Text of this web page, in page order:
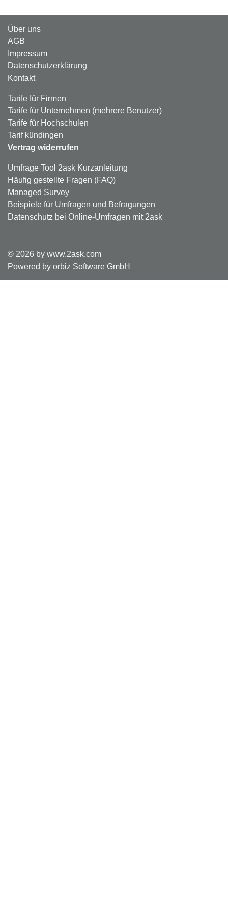
Über uns
AGB
Impressum
Datenschutzerklärung
Kontakt
Tarife für Firmen
Tarife für Unternehmen (mehrere Benutzer)
Tarife für Hochschulen
Tarif kündingen
Vertrag widerrufen
Umfrage Tool 2ask Kurzanleitung
Häufig gestellte Fragen (FAQ)
Managed Survey
Beispiele für Umfragen und Befragungen
Datenschutz bei Online-Umfragen mit 2ask
© 2026 by www.2ask.com
Powered by orbiz Software GmbH